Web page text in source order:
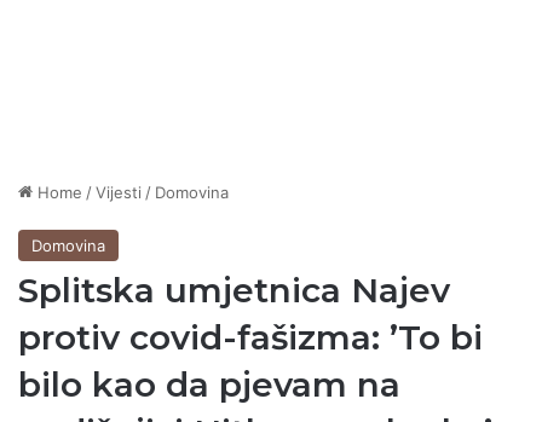
Home /Vijesti / Domovina
Domovina
Splitska umjetnica Najev
protiv covid-fašizma: ʼTo bi
bilo kao da pjevam na